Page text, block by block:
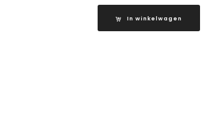
In winkelwagen